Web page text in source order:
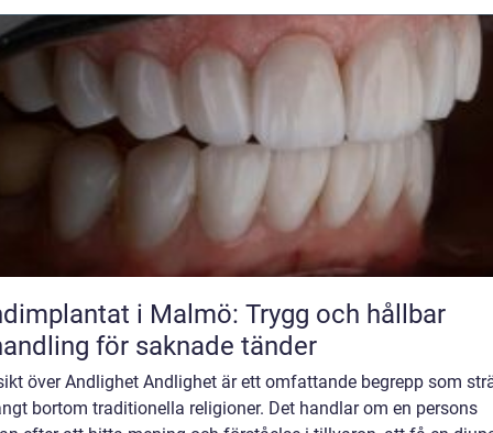
i Malmö: Trygg och hållbar
för saknade tänder
över Andlighet Andlighet är ett omfattande begrepp som
bortom traditionella religioner. Det handlar om en persons